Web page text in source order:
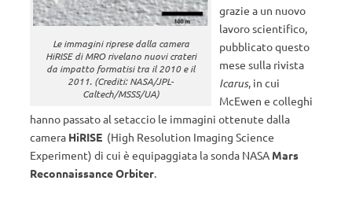
Le immagini riprese dalla camera
HiRISE di MRO rivelano nuovi crateri
da impatto formatisi tra il 2010 e il
2011. (Crediti: NASA/JPL-
Caltech/MSSS/UA)
grazie a un nuovo
lavoro scientifico,
pubblicato questo
mese sulla rivista
Icarus, in cui
McEwen e colleghi
hanno passato al setaccio le immagini ottenute dalla
camera HiRISE (High Resolution Imaging Science
Experiment) di cui è equipaggiata la sonda NASA Mars
Reconnaissance Orbiter.